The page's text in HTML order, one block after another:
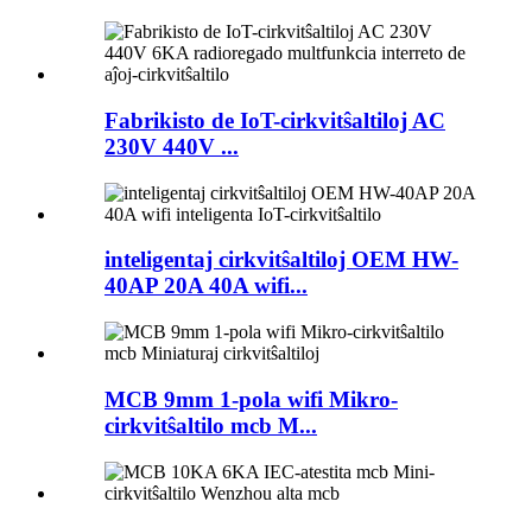
Fabrikisto de IoT-cirkvitŝaltiloj AC
230V 440V ...
inteligentaj cirkvitŝaltiloj OEM HW-
40AP 20A 40A wifi...
MCB 9mm 1-pola wifi Mikro-
cirkvitŝaltilo mcb M...